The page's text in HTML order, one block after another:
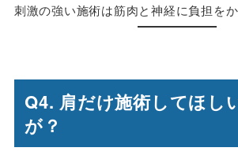
刺激の強い施術は筋肉と神経に負担をか
Q4. 肩だけ施術してほし
が？